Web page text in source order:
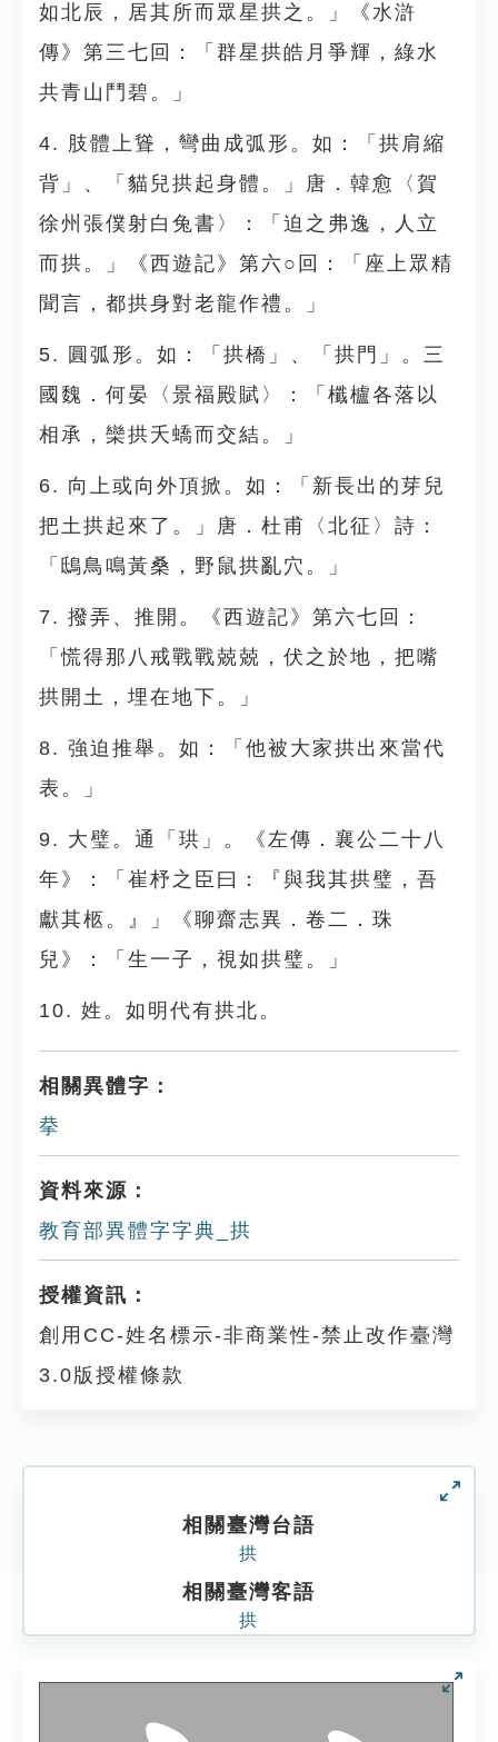
如北辰，居其所而眾星拱之。」《水滸
傳》第三七回：「群星拱皓月爭輝，綠水
共青山鬥碧。」
4. 肢體上聳，彎曲成弧形。如：「拱肩縮
背」、「貓兒拱起身體。」唐．韓愈〈賀
徐州張僕射白兔書〉：「迫之弗逸，人立
而拱。」《西遊記》第六○回：「座上眾精
聞言，都拱身對老龍作禮。」
5. 圓弧形。如：「拱橋」、「拱門」。三
國魏．何晏〈景福殿賦〉：「櫼櫨各落以
相承，欒拱夭蟜而交結。」
6. 向上或向外頂掀。如：「新長出的芽兒
把土拱起來了。」唐．杜甫〈北征〉詩：
「鴟鳥鳴黃桑，野鼠拱亂穴。」
7. 撥弄、推開。《西遊記》第六七回：
「慌得那八戒戰戰兢兢，伏之於地，把嘴
拱開土，埋在地下。」
8. 強迫推舉。如：「他被大家拱出來當代
表。」
9. 大璧。通「珙」。《左傳．襄公二十八
年》：「崔杼之臣曰：『與我其拱璧，吾
獻其柩。』」《聊齋志異．卷二．珠
兒》：「生一子，視如拱璧。」
10. 姓。如明代有拱北。
相關異體字：
拲
資料來源：
教育部異體字字典_拱
授權資訊：
創用CC-姓名標示-非商業性-禁止改作臺灣
3.0版授權條款
相關臺灣台語
拱
相關臺灣客語
拱